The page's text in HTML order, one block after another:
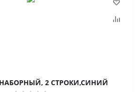
2 СТРОКИ,СИНИЙ